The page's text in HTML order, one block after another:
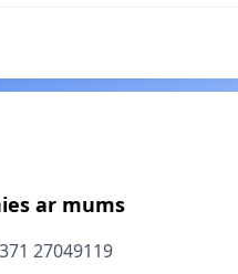
ar mums
27049119